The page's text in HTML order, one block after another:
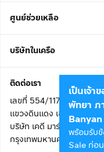
ศูนย์ช่วยเหลือ
บริษัทในเครือ
ติดต่อเรา
เลขที่ 554/117 อาคารสก
แขวงดินแดง เขตดินแดง
บริษัท เคดี มาร์เก็ตเพลส จ
กรุงเทพมหานคร 10400
เป็นเจ้า
พัทยา ภ
พร้อมรับ
Sale ก่อ